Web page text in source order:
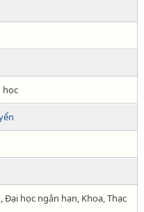
học
học ngắn hạn, Khoa, Thạc